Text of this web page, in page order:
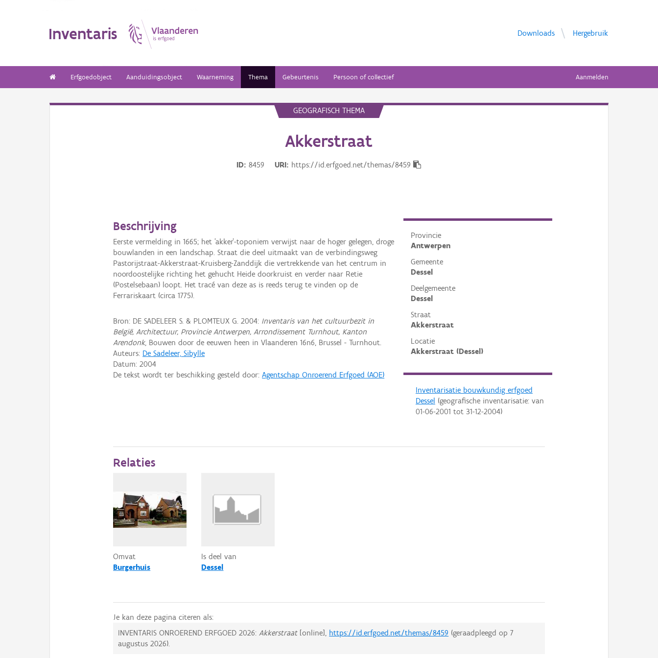
Inventaris Downloads Hergebruik
Erfgoedobject Aanduidingsobject Waarneming Thema Gebeurtenis Persoon of collectief Aanmelden
GEOGRAFISCH THEMA
Akkerstraat
ID 8459 URI https://id.erfgoed.net/themas/8459
Provincie
Antwerpen
Gemeente
Dessel
Deelgemeente
Dessel
Straat
Akkerstraat
Locatie
Akkerstraat (Dessel)
Inventarisatie bouwkundig erfgoed
Dessel (geografische inventarisatie: van
01-06-2001 tot 31-12-2004)
Beschrijving
Eerste vermelding in 1665; het 'akker'-toponiem verwijst naar de hoger gelegen, droge
bouwlanden in een landschap. Straat die deel uitmaakt van de verbindingsweg
Pastorijstraat-Akkerstraat-Kruisberg-Zanddijk die vertrekkende van het centrum in
noordoostelijke richting het gehucht Heide doorkruist en verder naar Retie
(Postelsebaan) loopt. Het tracé van deze as is reeds terug te vinden op de
Ferrariskaart (circa 1775).
Bron: DE SADELEER S. & PLOMTEUX G. 2004: Inventaris van het cultuurbezit in
België, Architectuur, Provincie Antwerpen, Arrondissement Turnhout, Kanton
Arendonk, Bouwen door de eeuwen heen in Vlaanderen 16n6, Brussel - Turnhout.
Auteurs: De Sadeleer, Sibylle
Datum:2004
De tekst wordt ter beschikking gesteld door:Agentschap Onroerend Erfgoed (AOE)
Relaties
Omvat
Burgerhuis
Is deel van
Dessel
Je kan deze pagina citeren als:
INVENTARIS ONROEREND ERFGOED 2026:Akkerstraat[online], https://id.erfgoed.net/themas/8459 (geraadpleegd op7
augustus 2026).